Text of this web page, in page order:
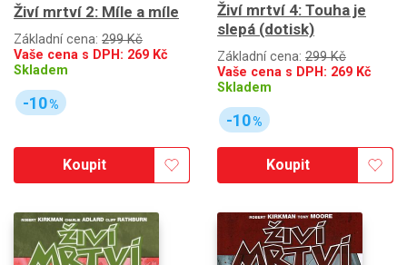
Živí mrtví 2: Míle a míle
Základní cena: 299 Kč
Vaše cena s DPH: 269 Kč
Skladem
-10%
Koupit
Živí mrtví 4: Touha je
slepá (dotisk)
Základní cena: 299 Kč
Vaše cena s DPH: 269 Kč
Skladem
-10%
Koupit